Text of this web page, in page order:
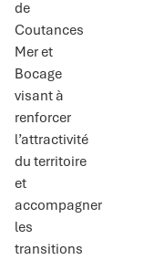
de
Coutances
Mer et
Bocage
visant à
renforcer
l’attractivité
du territoire
et
accompagner
les
transitions